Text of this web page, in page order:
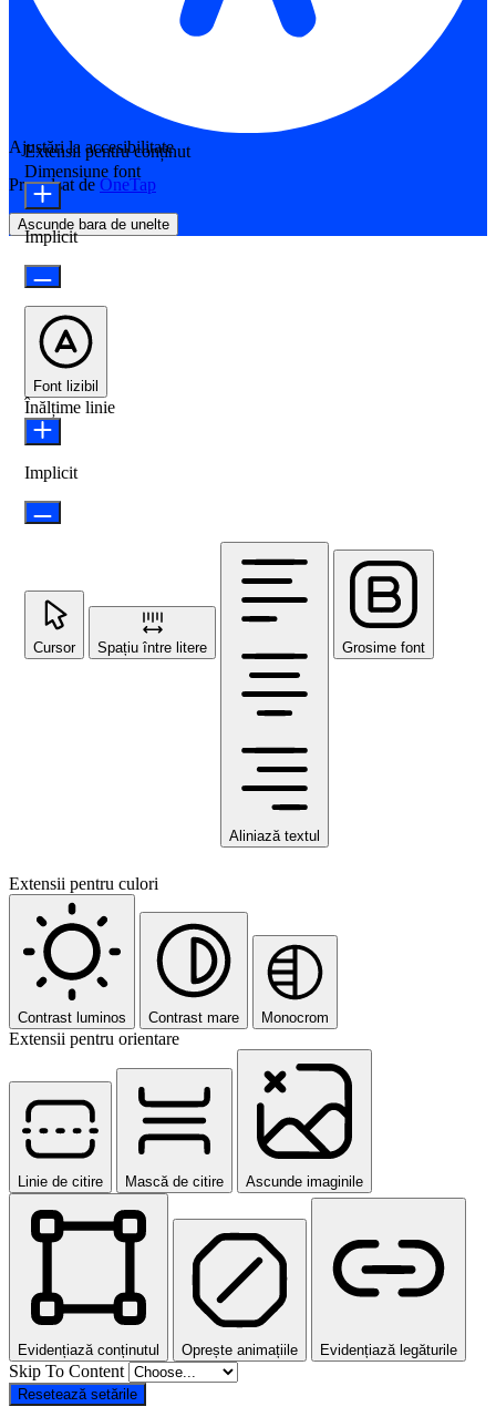
Ajustări la accesibilitate
Propulsat de OneTap
Ascunde bara de unelte
Extensii pentru conținut
Dimensiune font
Implicit
Font lizibil
Înălțime linie
Implicit
Cursor Spațiu între litere
Aliniază textul
Grosime font
Extensii pentru culori
Contrast luminos Contrast mare Monocrom
Extensii pentru orientare
Linie de citire Mască de citire Ascunde imaginile
Evidențiază conținutul Oprește animațiile Evidențiază legăturile
Skip To Content
Resetează setările